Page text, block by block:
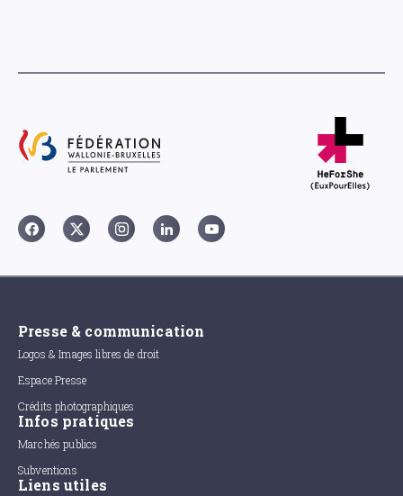
Presse & communication
Logos & Images libres de droit
Espace Presse
Crédits photographiques
Infos pratiques
Marchés publics
Subventions
Liens utiles